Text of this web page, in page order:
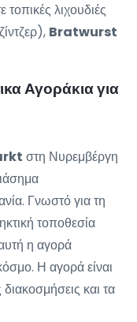
λιχουδιές
Bratwurst
Αγοράκια για
στη Νυρεμβέργη
Γνωστό για τη
τοποθεσία
η αγορά
Η αγορά είναι
και τα